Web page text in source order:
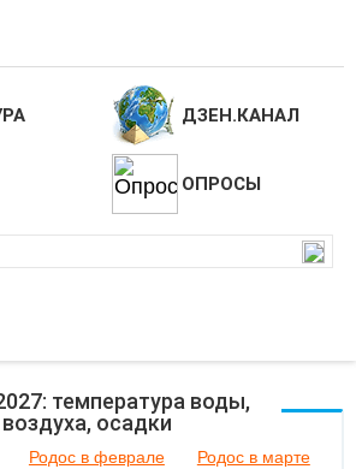
ДЗЕН.КАНАЛ
ОПРОСЫ
температура воды,
воздуха, осадки
Родос в феврале
Родос в марте